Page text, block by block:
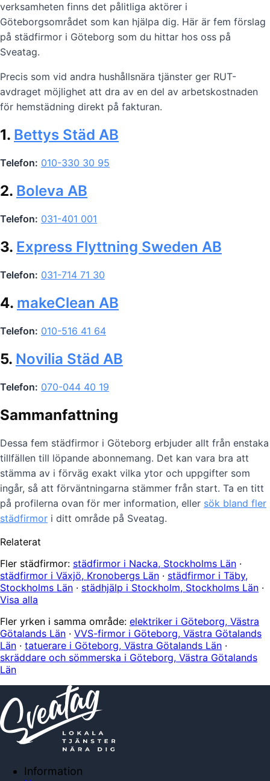
verksamheten finns det pålitliga aktörer i
Göteborgsområdet som kan hjälpa dig. Här är fem förslag
på städfirmor i Göteborg som du hittar hos oss på
Sveatag.
Precis som vid andra hushållsnära tjänster ger RUT-
avdraget möjlighet att dra av en del av arbetskostnaden
för hemstädning direkt på fakturan.
1. Bettys Städ AB
Telefon: 010-330 30 95
2. Boleva AB
Telefon: 031-401 001
3. Express Flyttning Sweden AB
Telefon: 031-714 71 30
4. makeClean AB
Telefon: 010-516 41 64
5. Novilia Städ AB
Telefon: 070-044 40 19
Sammanfattning
Dessa fem städfirmor i Göteborg erbjuder allt från enstaka
tillfällen till löpande abonnemang. Det kan vara bra att
stämma av i förväg exakt vilka ytor och uppgifter som
ingår, så att förväntningarna stämmer från start. Ta en titt
på profilerna ovan för mer information, eller sök bland fler
städfirmor i ditt område på Sveatag.
Relaterat
Fler städfirmor: städfirmor i Nacka, Stockholms Län ·
städfirmor i Växjö, Kronobergs Län · städfirmor i Täby,
Stockholms Län · städhjälp i Stockholm, Stockholms Län ·
Visa alla
Fler yrken i samma område: elektriker i Göteborg, Västra
Götalands Län · VVS-firmor i Göteborg, Västra Götalands
Län · tatuerare i Göteborg, Västra Götalands Län ·
skräddare och sömmerska i Göteborg, Västra Götalands
Län
Information